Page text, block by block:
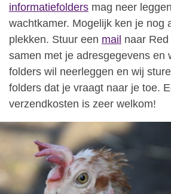
informatiefolders mag neer
wachtkamer. Mogelijk ken je nog
plekken. Stuur een mail naar
samen met je adresgegevens en
folders wil neerleggen en wij
folders dat je vraagt naar je toe.
verzendkosten is zeer welkom!